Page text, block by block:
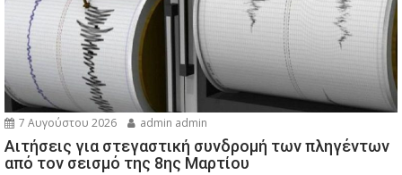
7 Αυγούστου 2026 admin admin
Αιτήσεις για στεγαστική συνδρομή των πληγέντων
από τον σεισμό της 8ης Μαρτίου